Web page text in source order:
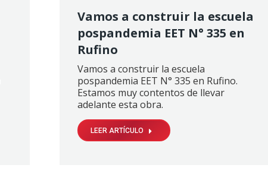
Vamos a construir la escuela
pospandemia EET N° 335 en
Rufino
Vamos a construir la escuela
pospandemia EET N° 335 en Rufino.
Estamos muy contentos de llevar
adelante esta obra.
LEER ARTÍCULO